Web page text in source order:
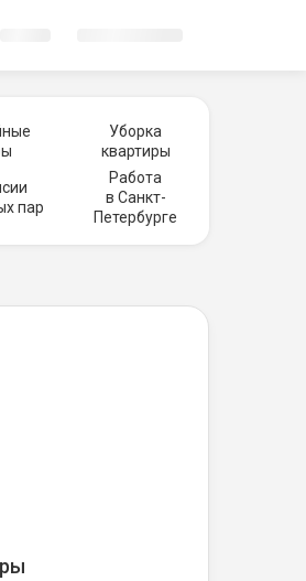
Уборка
квартиры
пар
Работа
в Санкт-
Петербурге